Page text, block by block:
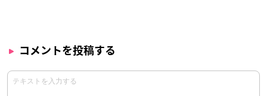
コメントを投稿する